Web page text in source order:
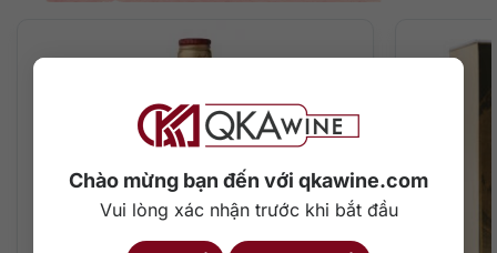
Chào mừng bạn đến với qkawine.com
Vui lòng xác nhận trước khi bắt đầu
Phân loại: Single Malt Scotch Whisky
Nồng độ: 40%
Tuổi rượu: NAS (không tuổi)
Màu sắc: Màu vàng sậm
thể thêm chút nước tinh khiết
Quy cách: Thùng 12 chai